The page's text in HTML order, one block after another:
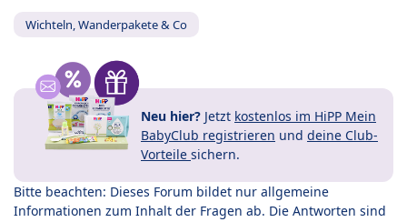
Wichteln, Wanderpakete & Co
Neu hier? Jetzt kostenlos im HiPP Mein
BabyClub registrieren und deine Club-
Vorteile sichern.
Bitte beachten: Dieses Forum bildet nur allgemeine
Informationen zum Inhalt der Fragen ab. Die Antworten sind